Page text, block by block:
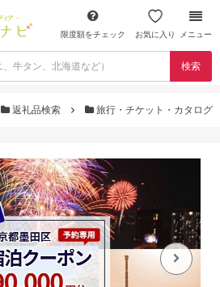
限度額をチェック お気に入り メニュー
検索
返礼品検索 旅行・チケット・カタログ